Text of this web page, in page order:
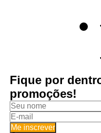
Fique por
promoções!
Me inscrever